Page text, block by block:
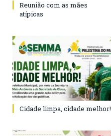
Reunião com as mães
atípicas
Cidade limpa, cidade melhor!